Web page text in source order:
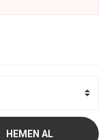
HEMEN AL